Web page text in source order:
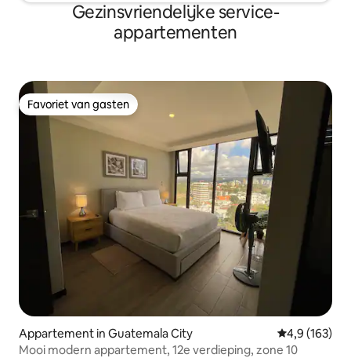
Gezinsvriendelijke service-
appartementen
Favoriet van gasten
Favoriet van gasten
Appartement in Guatemala City Gemiddelde
4,9 (163)
Mooi modern appartement, 12e verdieping, zone 10